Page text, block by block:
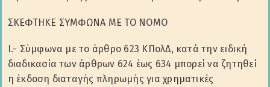
ΣΚΕΦΤΗΚΕ ΣΥΜΦΩΝΑ ΜΕ ΤΟ ΝΟΜΟ
Ι.- Σύμφωνα με το άρθρο 623 ΚΠολΔ, κατά την ειδική
διαδικασία των άρθρων 624 έως 634 μπορεί να ζητηθεί
η έκδοση διαταγής πληρωμής για χρηματικές